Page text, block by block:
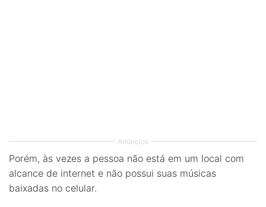
Anúncios
Porém, às vezes a pessoa não está em um local com
alcance de internet e não possui suas músicas
baixadas no celular.